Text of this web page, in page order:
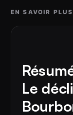
EN SAVOIR PLUS
Le